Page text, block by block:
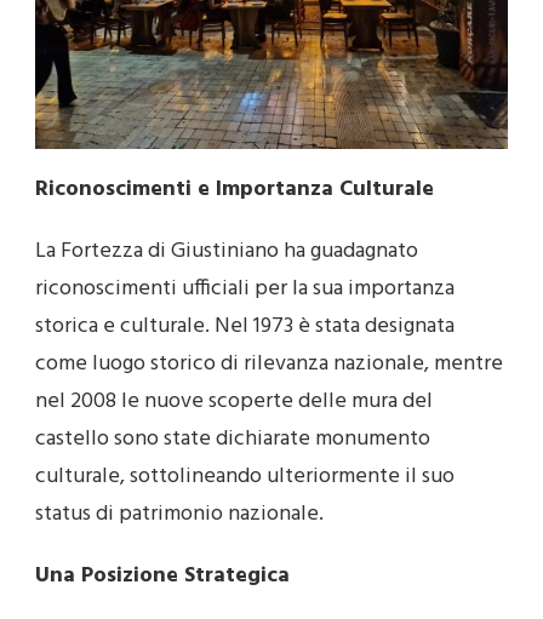
Riconoscimenti e Importanza Culturale
La Fortezza di Giustiniano ha guadagnato
riconoscimenti ufficiali per la sua importanza
storica e culturale. Nel 1973 è stata designata
come luogo storico di rilevanza nazionale, mentre
nel 2008 le nuove scoperte delle mura del
castello sono state dichiarate monumento
culturale, sottolineando ulteriormente il suo
status di patrimonio nazionale.
Una Posizione Strategica